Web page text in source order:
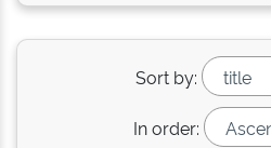
Sort by:
In order: